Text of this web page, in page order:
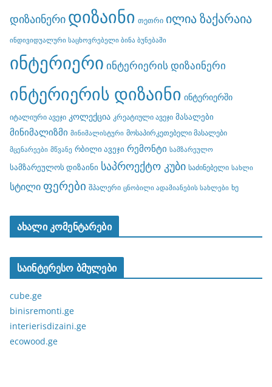
დიზაინერი დიზაინი თეთრი ილია ზაქარაია
ინდივიდუალური საცხოვრებელი ბინა ბუნებაში
ინტერიერი ინტერიერის დიზაინერი
ინტერიერის დიზაინი ინტერიერში
იტალიური ავეჯი კოლექცია კრეატიული ავეჯი მასალები
მინიმალიზმი მინიმალისტური მოსაპირკეთებელი მასალები
მცენარეები მწვანე რბილი ავეჯი რემონტი სამზარეულო
სამზარეულოს დიზაინი საპროექტო კუბი საძინებელი სახლი
სტილი ფერები შპალერი ცნობილი ადამიანების სახლები ხე
ახალი კომენტარები
საინტერესო ბმულები
cube.ge
binisremonti.ge
interierisdizaini.ge
ecowood.ge